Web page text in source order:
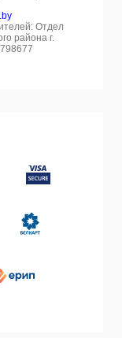
Отдел
района г.